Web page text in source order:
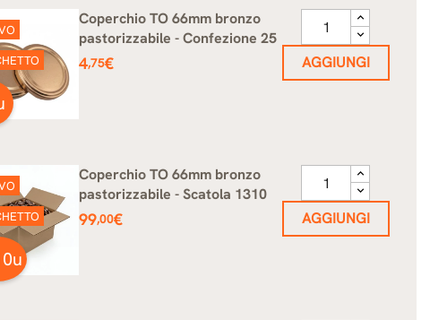
Coperchio TO 66mm bronzo
pastorizzabile - Confezione 25
Prezzo
4,75€ AGGIUNGI
Coperchio TO 66mm bronzo
pastorizzabile - Scatola 1310
Prezzo
99,00€ AGGIUNGI